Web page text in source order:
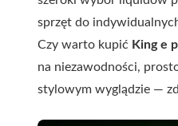
sprzęt do
Czy warto kupić King e
na niezawodności,
stylowym wyglądzie —